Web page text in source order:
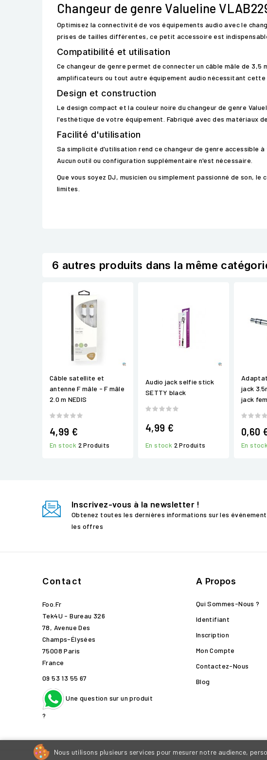
Changeur de genre Valueline
Optimisez la connectivité de vos équipements audio avec le
prises de tailles différentes, ce petit accessoire est
Compatibilité et utilisation
Ce changeur de genre permet de connecter un câble mâle de
amplificateurs ou tout autre équipement audio nécessitant cette
Design et construction
Le design compact et la couleur noire du changeur de genre
l'esthétique de votre équipement. Fabriqué avec des matériaux
Facilité d'utilisation
Sa simplicité d'utilisation rend ce changeur de genre accessible
Aucun outil ou configuration supplémentaire n'est nécessaire.
Que vous soyez DJ, musicien ou simplement passionné de son,
limites.
6 autres produits dans la même
Câble satellite et
antenne F mâle - F mâle
2.0 m NEDIS
4,99 €
En stock 2 Produits
Audio jack selfie stick
SETTY black
4,99 €
En stock 2 Produits
jack
jack
0,60
En stock
Inscrivez-vous à la newsletter !
Obtenez toutes les dernières informations sur les
les offres
Contact
Foo.fr
Tek4U - Bureau 326
78, Avenue Des
Champs-Élysées
75008 Paris
France
09 53 13 55 67
Une question sur un produit
?
A Propos
Qui Sommes-Nous ?
Identifiant
Inscription
Mon Compte
Contactez-Nous
Blog
Nous utilisons plusieurs services pour mesurer notre audience,